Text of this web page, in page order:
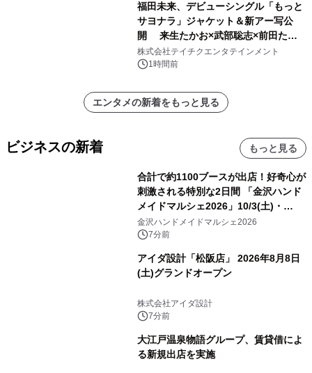
福田未来、デビューシングル「もっと
サヨナラ」ジャケット＆新アー写公
開 来生たかお×武部聡志×前田たか
ひろの豪華タッグ
株式会社テイチクエンタテインメント
1時間前
エンタメの新着をもっと見る
ビジネスの新着 もっと見る
合計で約1100ブースが出店！好奇心が
刺激される特別な2日間 「金沢ハンド
メイドマルシェ2026」10/3(土)・
10/4(日)開催
金沢ハンドメイドマルシェ2026
7分前
アイダ設計「松阪店」 2026年8月8日
(土)グランドオープン
株式会社アイダ設計
7分前
大江戸温泉物語グループ、賃貸借によ
る新規出店を実施